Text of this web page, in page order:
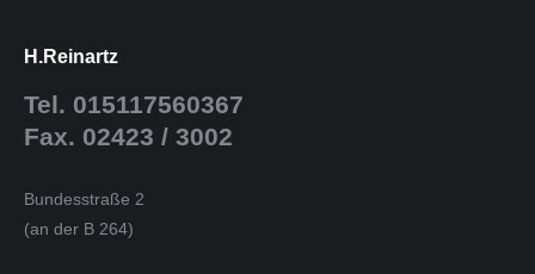
H.Reinartz
Tel. 015117560367
Fax. 02423 / 3002
Bundesstraße 2
(an der B 264)